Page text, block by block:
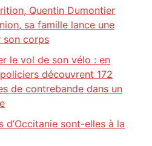
Quentin Dumontier
sa famille lance une
son corps
le vol de son vélo : en
découvrent 172
de contrebande dans un
d’Occitanie sont-elles à la